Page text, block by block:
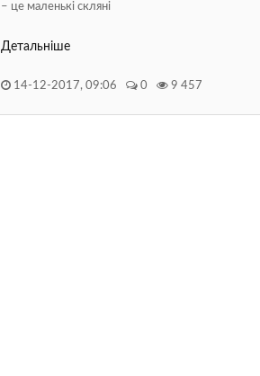
– це маленькі скляні
Детальніше
14-12-2017, 09:06 0 9 457